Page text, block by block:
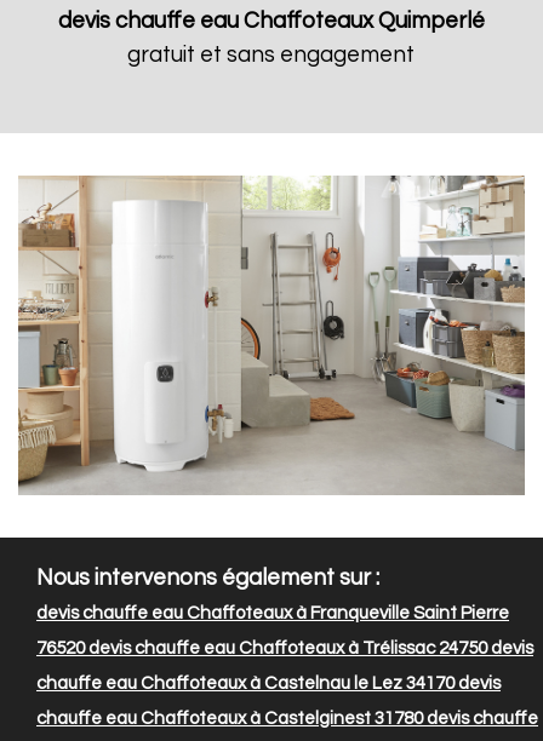
devis chauffe eau Chaffoteaux Quimperlé
gratuit et sans engagement
Nous intervenons également sur :
devis chauffe eau Chaffoteaux à Franqueville Saint Pierre
76520devis chauffe eau Chaffoteaux à Trélissac 24750devis
chauffe eau Chaffoteaux à Castelnau le Lez 34170devis
chauffe eau Chaffoteaux à Castelginest 31780devis chauffe